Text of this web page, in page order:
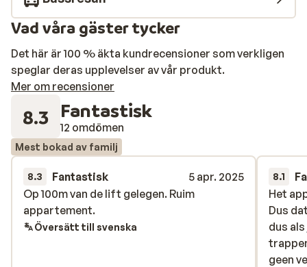
bara 100 meter från Apartments Optimal.
Vad våra gäster tycker
Det här är 100 % äkta kundrecensioner som verkligen
speglar deras upplevelser av vår produkt.
Mer om recensioner
8.3 Fantastisk
12 omdömen
Mest bokad av familj
8.3 Fantastisk
5 apr. 2025
Op 100m van de lift gelegen. Ruim
appartement.
Op 100m van de lift gelegen. Ruim
appartement.
Översätt till svenska
8.1
Het
Dus
dus
geen
Het
Dus
dus
geen